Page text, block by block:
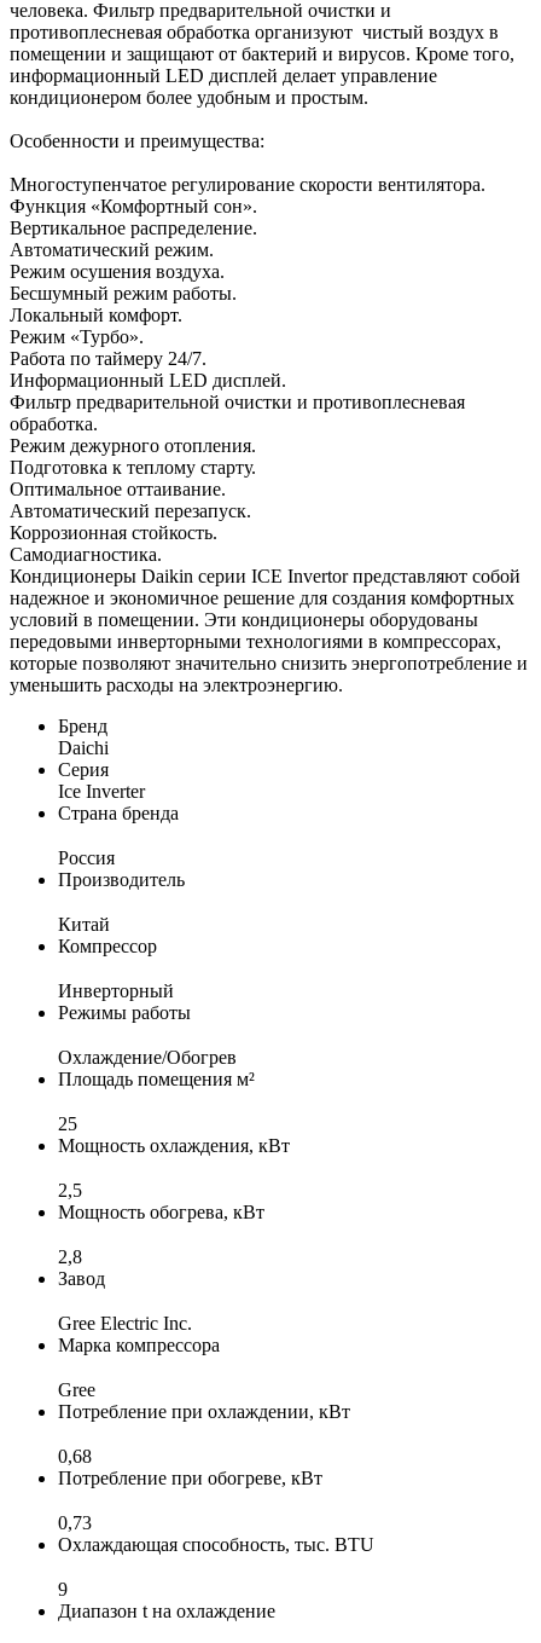
человека. Фильтр предварительной очистки и
противоплесневая обработка организуют чистый воздух в
помещении и защищают от бактерий и вирусов. Кроме того,
информационный LED дисплей делает управление
кондиционером более удобным и простым.
Особенности и преимущества:
Многоступенчатое регулирование скорости вентилятора.
Функция «Комфортный сон».
Вертикальное распределение.
Автоматический режим.
Режим осушения воздуха.
Бесшумный режим работы.
Локальный комфорт.
Режим «Турбо».
Работа по таймеру 24/7.
Информационный LED дисплей.
Фильтр предварительной очистки и противоплесневая
обработка.
Режим дежурного отопления.
Подготовка к теплому старту.
Оптимальное оттаивание.
Автоматический перезапуск.
Коррозионная стойкость.
Самодиагностика.
Кондиционеры Daikin серии ICE Invertor представляют собой
надежное и экономичное решение для создания комфортных
условий в помещении. Эти кондиционеры оборудованы
передовыми инверторными технологиями в компрессорах,
которые позволяют значительно снизить энергопотребление и
уменьшить расходы на электроэнергию.
Бренд
Daichi
Серия
Ice Inverter
Страна бренда
Россия
Производитель
Китай
Компрессор
Инверторный
Режимы работы
Охлаждение/Обогрев
Площадь помещения м²
25
Мощность охлаждения, кВт
2,5
Мощность обогрева, кВт
2,8
Завод
Gree Electric Inc.
Марка компрессора
Gree
Потребление при охлаждении, кВт
0,68
Потребление при обогреве, кВт
0,73
Охлаждающая способность, тыс. BTU
9
Диапазон t на охлаждение